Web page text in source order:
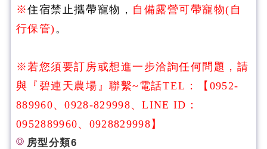
※住宿禁止攜帶寵物， 自備露營可帶寵物(自
行保管) 。
※若您須要訂房或想進一步洽詢任何問題，請
與『碧連天農場』聯繫~電話TEL： 【 0952-
889960、0928-829998、LINE ID：
0952889960、0928829998 】
房型分類6